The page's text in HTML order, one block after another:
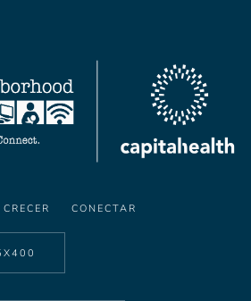
CRECER CONECTAR